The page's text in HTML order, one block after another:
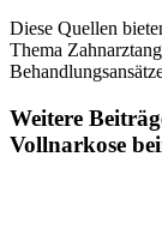
Diese Quellen
Thema
Weitere
Vollnarkose